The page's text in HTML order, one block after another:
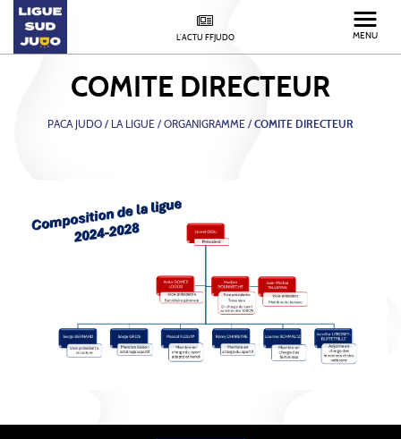
L'ACTU FFJUDO MENU
COMITE DIRECTEUR
PACA JUDO / LA LIGUE / ORGANIGRAMME / COMITE DIRECTEUR